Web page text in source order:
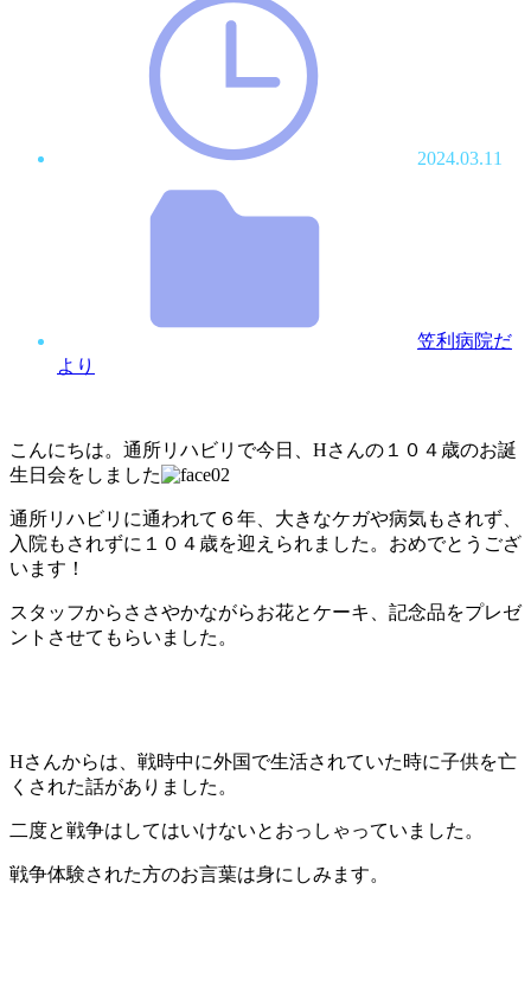
2024.03.11
笠利病院だ
より
こんにちは。通所リハビリで今日、Hさんの１０４歳のお誕
生日会をしました
通所リハビリに通われて６年、大きなケガや病気もされず、
入院もされずに１０４歳を迎えられました。おめでとうござ
います！
スタッフからささやかながらお花とケーキ、記念品をプレゼ
ントさせてもらいました。
Hさんからは、戦時中に外国で生活されていた時に子供を亡
くされた話がありました。
二度と戦争はしてはいけないとおっしゃっていました。
戦争体験された方のお言葉は身にしみます。